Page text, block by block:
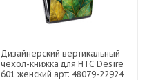
Дизайнерский вертикальный
чехол-книжка для HTC Desire
601 женский арт: 48079-22924